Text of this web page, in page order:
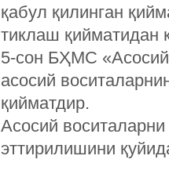
қабул қилинган
тиклаш қийматидан
5-сон БҲМС
асосий
қийматдир.
Асосий
эттирилишини